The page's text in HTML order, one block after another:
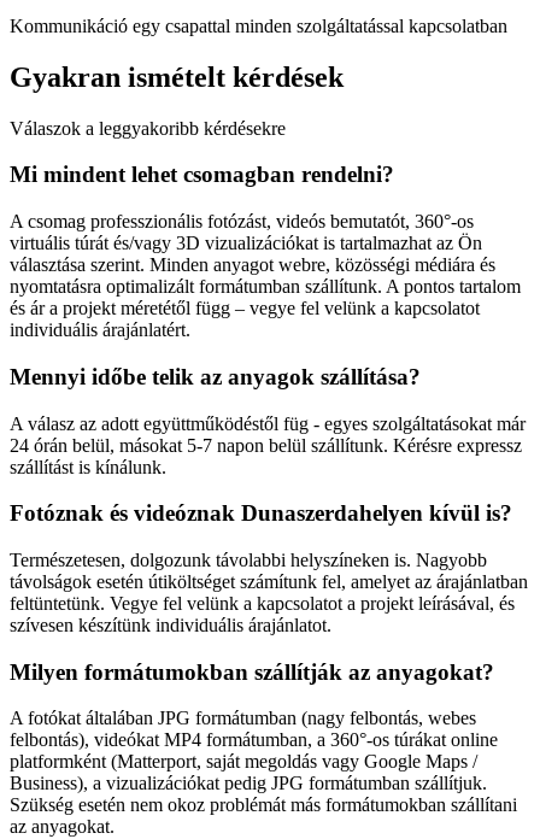
Kommunikáció egy csapattal minden szolgáltatással kapcsolatban
Gyakran ismételt kérdések
Válaszok a leggyakoribb kérdésekre
Mi mindent lehet csomagban rendelni?
A csomag professzionális fotózást, videós bemutatót, 360°-os
virtuális túrát és/vagy 3D vizualizációkat is tartalmazhat az Ön
választása szerint. Minden anyagot webre, közösségi médiára és
nyomtatásra optimalizált formátumban szállítunk. A pontos tartalom
és ár a projekt méretétől függ – vegye fel velünk a kapcsolatot
individuális árajánlatért.
Mennyi időbe telik az anyagok szállítása?
A válasz az adott együttműködéstől füg - egyes szolgáltatásokat már
24 órán belül, másokat 5-7 napon belül szállítunk. Kérésre expressz
szállítást is kínálunk.
Fotóznak és videóznak Dunaszerdahelyen kívül is?
Természetesen, dolgozunk távolabbi helyszíneken is. Nagyobb
távolságok esetén útiköltséget számítunk fel, amelyet az árajánlatban
feltüntetünk. Vegye fel velünk a kapcsolatot a projekt leírásával, és
szívesen készítünk individuális árajánlatot.
Milyen formátumokban szállítják az anyagokat?
A fotókat általában JPG formátumban (nagy felbontás, webes
felbontás), videókat MP4 formátumban, a 360°-os túrákat online
platformként (Matterport, saját megoldás vagy Google Maps /
Business), a vizualizációkat pedig JPG formátumban szállítjuk.
Szükség esetén nem okoz problémát más formátumokban szállítani
az anyagokat.